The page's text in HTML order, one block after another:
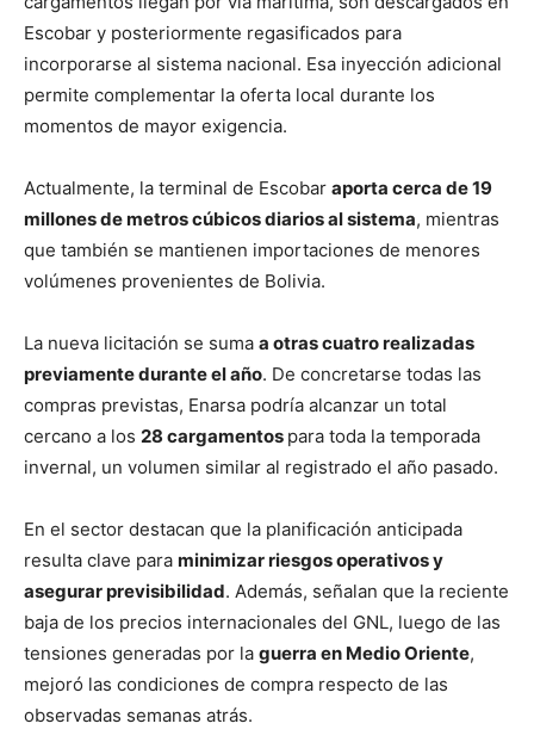
Escobar y posteriormente regasificados para
incorporarse al sistema nacional. Esa inyección adicional
permite complementar la oferta local durante los
momentos de mayor exigencia.
Actualmente, la terminal de Escobar aporta cerca de 19
millones de metros cúbicos diarios al sistema, mientras
que también se mantienen importaciones de menores
volúmenes provenientes de Bolivia.
La nueva licitación se suma a otras cuatro realizadas
previamente durante el año. De concretarse todas las
compras previstas, Enarsa podría alcanzar un total
cercano a los 28 cargamentos para toda la temporada
invernal, un volumen similar al registrado el año pasado.
En el sector destacan que la planificación anticipada
resulta clave para minimizar riesgos operativos y
asegurar previsibilidad. Además, señalan que la reciente
baja de los precios internacionales del GNL, luego de las
tensiones generadas por la guerra en Medio Oriente,
mejoró las condiciones de compra respecto de las
observadas semanas atrás.